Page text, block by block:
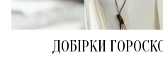
ДОБІРКИ